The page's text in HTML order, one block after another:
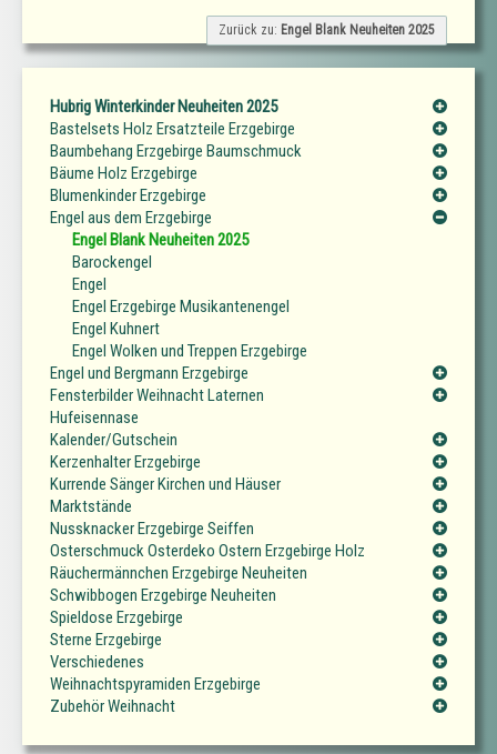
Zurück zu: Engel Blank Neuheiten 2025
Hubrig Winterkinder Neuheiten 2025
Bastelsets Holz Ersatzteile Erzgebirge
Baumbehang Erzgebirge Baumschmuck
Bäume Holz Erzgebirge
Blumenkinder Erzgebirge
Engel aus dem Erzgebirge
Engel Blank Neuheiten 2025
Barockengel
Engel
Engel Erzgebirge Musikantenengel
Engel Kuhnert
Engel Wolken und Treppen Erzgebirge
Engel und Bergmann Erzgebirge
Fensterbilder Weihnacht Laternen
Hufeisennase
Kalender/Gutschein
Kerzenhalter Erzgebirge
Kurrende Sänger Kirchen und Häuser
Marktstände
Nussknacker Erzgebirge Seiffen
Osterschmuck Osterdeko Ostern Erzgebirge Holz
Räuchermännchen Erzgebirge Neuheiten
Schwibbogen Erzgebirge Neuheiten
Spieldose Erzgebirge
Sterne Erzgebirge
Verschiedenes
Weihnachtspyramiden Erzgebirge
Zubehör Weihnacht